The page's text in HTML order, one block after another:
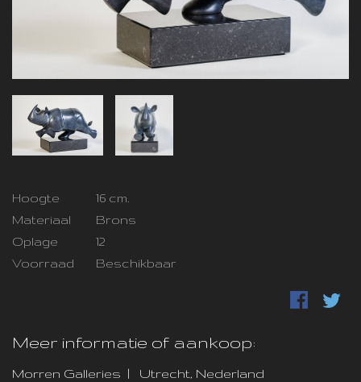
Hoogte
16 cm.
Materiaal
Brons
Oplage
12
Voorraad
Beschikbaar
Meer informatie of aankoop:
Morren Galleries | Utrecht, Nederland